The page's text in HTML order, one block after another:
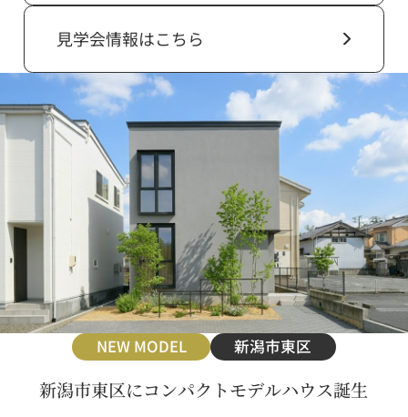
見学会情報はこちら
NEW MODEL 新潟市東区
新潟市東区にコンパクトモデルハウス誕生